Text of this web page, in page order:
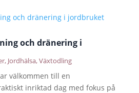
och dränering i
, Jordhälsa,Växtodling
välkommen till en
inriktad dag med fokus på